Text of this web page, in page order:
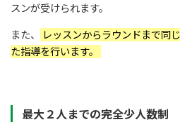
スンが受けられます。
また、
レッスンからラウンドまで同
た指導を行います。
最大２人までの完全少人数制